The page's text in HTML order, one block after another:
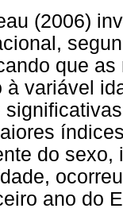
(2006)
que
à variável
do
ano do